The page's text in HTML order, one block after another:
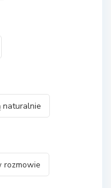
naturalnie
rozmowie